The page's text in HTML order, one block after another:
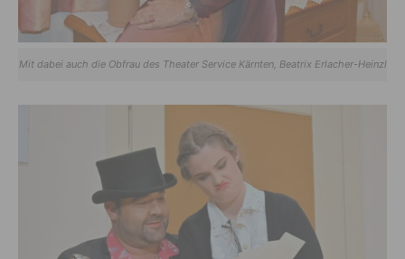
Mit dabei auch die Obfrau des Theater Service Kärnten, Beatrix Erlacher-Heinzl